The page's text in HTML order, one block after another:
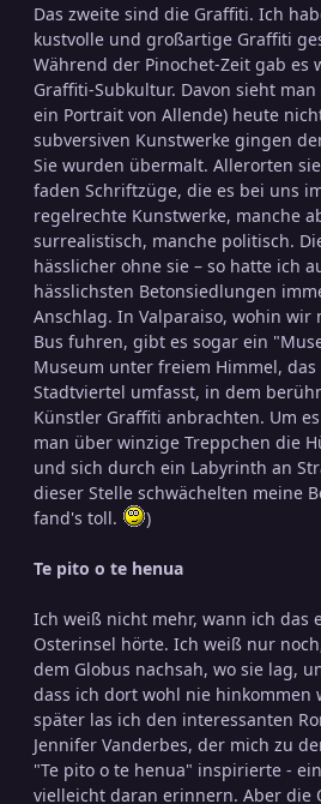
Das zweite sind die Graffiti. Ich
kustvolle und großartige Graffiti
Während der Pinochet-Zeit gab es
Graffiti-Subkultur. Davon sieht
ein Portrait von Allende) heute
subversiven Kunstwerke gingen
Sie wurden übermalt. Allerorten
faden Schriftzüge, die es bei uns
regelrechte Kunstwerke, manche
surrealistisch, manche politisch.
hässlicher ohne sie – so hatte ich
hässlichsten Betonsiedlungen
Anschlag. In Valparaiso, wohin
Bus fuhren, gibt es sogar ein
Museum unter freiem Himmel, das
Stadtviertel umfasst, in dem
Künstler Graffiti anbrachten. Um
man über winzige Treppchen die
und sich durch ein Labyrinth an
dieser Stelle schwächelten meine
fand's toll.
)
Te pito o te henua
Ich weiß nicht mehr, wann ich das
Osterinsel hörte. Ich weiß nur
dem Globus nachsah, wo sie lag,
dass ich dort wohl nie hinkommen
später las ich den interessanten
Jennifer Vanderbes, der mich zu
"Te pito o te henua" inspirierte -
vielleicht daran erinnern. Aber die